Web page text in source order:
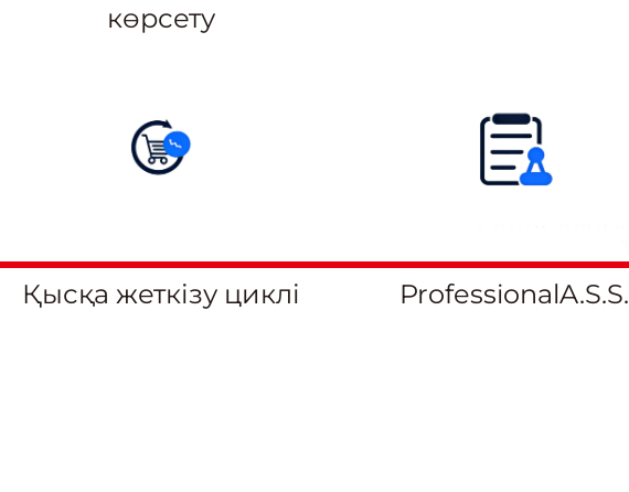
көрсету
Қысқа жеткізу циклі ProfessionalA.S.S.